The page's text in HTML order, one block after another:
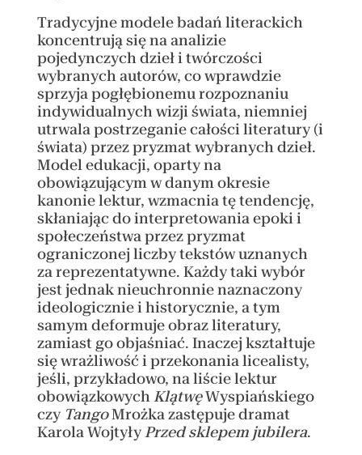
Tradycyjne modele badań literackich
koncentrują się na analizie
pojedynczych dzieł i twórczości
wybranych autorów, co wprawdzie
sprzyja pogłębionemu rozpoznaniu
indywidualnych wizji świata, niemniej
utrwala postrzeganie całości literatury (i
świata) przez pryzmat wybranych dzieł.
Model edukacji, oparty na
obowiązującym w danym okresie
kanonie lektur, wzmacnia tę tendencję,
skłaniając do interpretowania epoki i
społeczeństwa przez pryzmat
ograniczonej liczby tekstów uznanych
za reprezentatywne. Każdy taki wybór
jest jednak nieuchronnie naznaczony
ideologicznie i historycznie, a tym
samym deformuje obraz literatury,
zamiast go objaśniać. Inaczej kształtuje
się wrażliwość i przekonania licealisty,
jeśli, przykładowo, na liście lektur
obowiązkowychKlątwęWyspiańskiego
czy TangoMrożka zastępuje dramat
Karola WojtyłyPrzed sklepem jubilera.